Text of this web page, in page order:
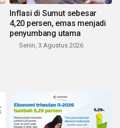
Inflasi di Sumut sebesar
4,20 persen, emas menjadi
penyumbang utama
Senin, 3 Agustus 2026